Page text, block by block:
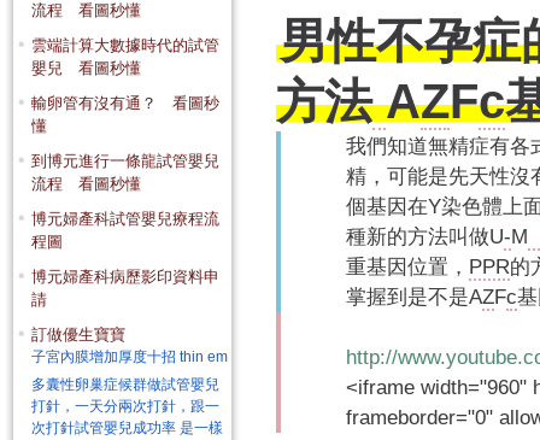
男性不孕症
方法 AZFc
我們知道無精症有各
精，可能是先天性沒
個基因在Y染色體上
種新的方法叫做U-M
重基因位置， PPR的
掌握到是不是AZFc
http://
<iframe width="960"
frameborder="0"
流程 看圖秒懂
雲端計算大數據時代的試管
嬰兒 看圖秒懂
輸卵管有沒有通？ 看圖秒
懂
到博元進行一條龍試管嬰兒
流程 看圖秒懂
博元婦產科試管嬰兒療程流
程圖
博元婦產科病歷影印資料申
請
訂做優生寶寶
子宮內膜增加厚度十招 thin em
多囊性卵巢症候群做試管嬰兒
打針，一天分兩次打針，跟一
次打針試管嬰兒成功率 是一樣